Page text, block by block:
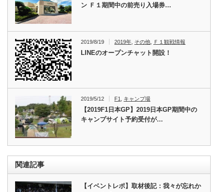
ン Ｆ１期間中の前売り入場券…
2019/8/19 2019年 その他 Ｆ１観戦情報
LINEのオープンチャット開設！
2019/5/12 F1 キャンプ場
【2019F1日本GP】2019日本GP期間中の
キャンプサイト予約受付が…
関連記事
【イベントレポ】取材後記：我々が忘れか